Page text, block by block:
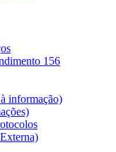
156
informação)